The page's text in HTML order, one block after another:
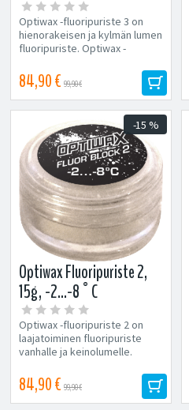
Optiwax -fluoripuriste 3 on
hienorakeisen ja kylmän lumen
fluoripuriste. Optiwax -
käyttää...
84,90 € 99,90 €
-15 %
Optiwax Fluoripuriste 2,
15g, -2...-8°C
Optiwax -fluoripuriste 2 on
laajatoiminen fluoripuriste
vanhalle ja keinolumelle.
voidaan...
84,90 € 99,90 €